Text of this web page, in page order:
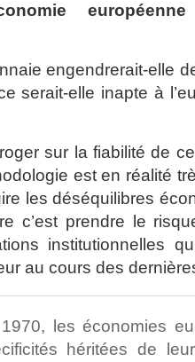
européenne
engendrerait-elle
serait-elle inapte à
sur la fiabilité de
est en réalité
les déséquilibres
c’est prendre le
institutionnelles
au cours des
les économies
héritées de